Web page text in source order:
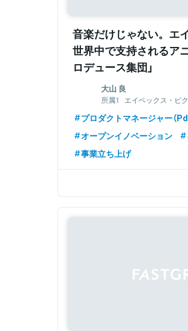
音楽だけじゃない。エ
世界中で支持されるア
ロデュース集団」
大山 良
エイベックス・ピ
株式会社アニメタ
ルマネージャー
プロダクトマネージャー（
オープンイノベーション
事業立ち上げ